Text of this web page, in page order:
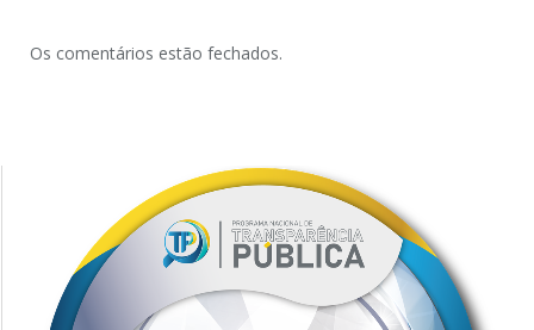
Os comentários estão fechados.